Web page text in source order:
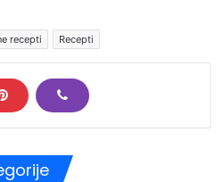
recepti Recepti